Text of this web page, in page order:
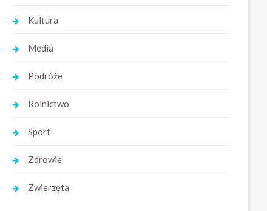
Kultura
Media
Podróże
Rolnictwo
Sport
Zdrowie
Zwierzęta